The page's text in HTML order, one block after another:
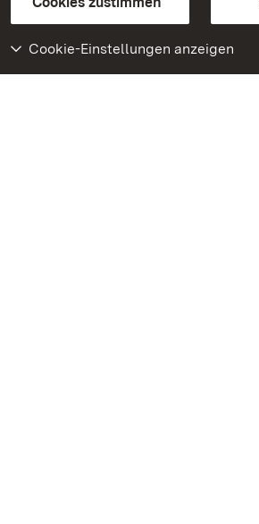
Cookie-Einstellungen anzeigen
Weiteres